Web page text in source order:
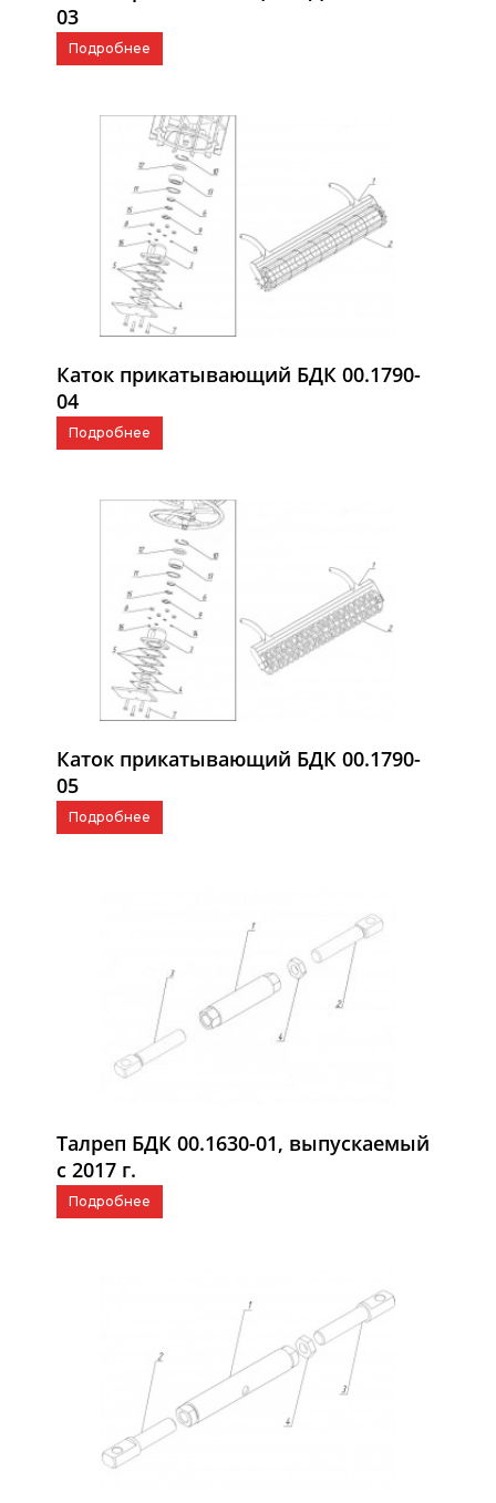
03
Подробнее
Каток прикатывающий БДК 00.1790-
04
Подробнее
Каток прикатывающий БДК 00.1790-
05
Подробнее
Талреп БДК 00.1630-01, выпускаемый
с 2017 г.
Подробнее